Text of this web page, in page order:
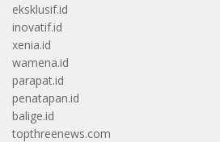
eksklusif.id
inovatif.id
xenia.id
wamena.id
parapat.id
penatapan.id
balige.id
topthreenews.com